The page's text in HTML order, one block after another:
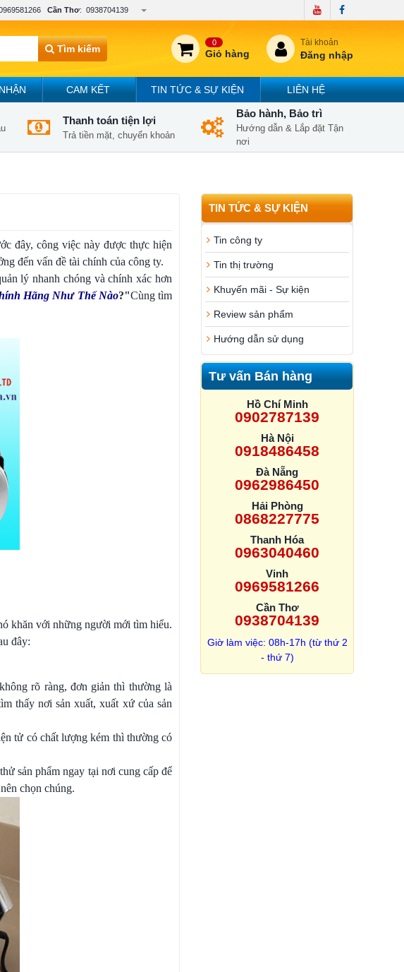
Cần Thơ: 0938704139
Tìm kiếm
0
Giỏ hàng
Tài khoản
Đăng nhập
CAM KẾT TIN TỨC & SỰ KIỆN LIÊN HỆ
Thanh toán tiện lợi
Trả tiền mặt, chuyển khoản
Bảo hành, Bảo trì
Hướng dẫn & Lắp đặt Tận
nơi
TIN TỨC & SỰ KIỆN
Tin công ty
Tin thị trường
Khuyến mãi - Sự kiện
Review sản phẩm
Hướng dẫn sử dụng
Tư vấn Bán hàng
Hồ Chí Minh
0902787139
Hà Nội
0918486458
Đà Nẵng
0962986450
Hải Phòng
0868227775
Thanh Hóa
0963040460
Vinh
0969581266
Cần Thơ
0938704139
Giờ làm việc: 08h-17h (từ thứ 2
- thứ 7)
đây, công việc này được thực hiện
đến vấn đề tài chính của công ty.
lý nhanh chóng và chính xác hơn
Hãng Như Thế Nào?"Cùng tìm
khăn với những người mới tìm hiểu.
đây:
rõ ràng, đơn giản thì thường là
thấy nơi sản xuất, xuất xứ của sản
tử có chất lượng kém thì thường có
sản phẩm ngay tại nơi cung cấp để
chọn chúng.